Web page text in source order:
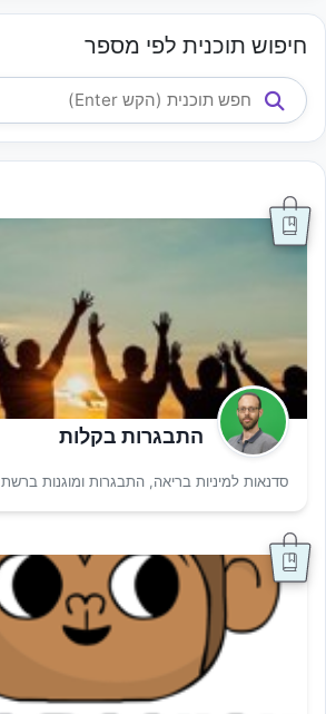
חיפוש תוכנית לפי מספר
התבגרות בקלות
סדנאות למיניות בריאה, התבגרות ומוגנות ברשת